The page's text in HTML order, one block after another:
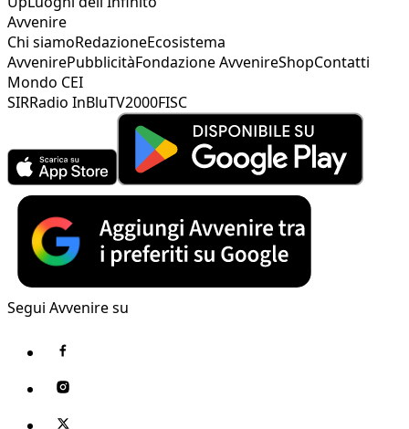
Avvenire
Chi siamoRedazioneEcosistema
AvvenirePubblicitàFondazione AvvenireShopContatti
Mondo CEI
SIRRadio InBluTV2000FISC
Segui Avvenire su